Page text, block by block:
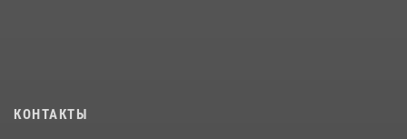
КОНТАКТЫ